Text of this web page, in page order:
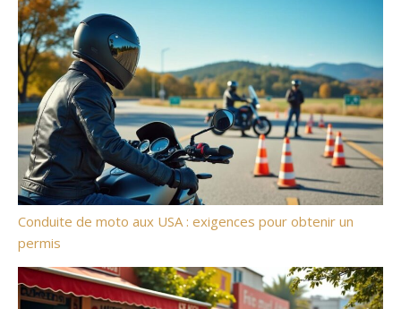
Conduite de moto aux USA : exigences pour obtenir un
permis